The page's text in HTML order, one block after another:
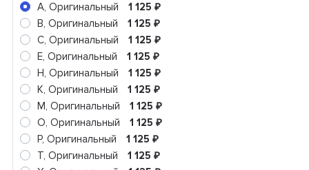
A, Оригинальный 1 125₽
B, Оригинальный 1 125₽
C, Оригинальный 1 125₽
E, Оригинальный 1 125₽
H, Оригинальный 1 125₽
K, Оригинальный 1 125₽
M, Оригинальный 1 125₽
O, Оригинальный 1 125₽
P, Оригинальный 1 125₽
T, Оригинальный 1 125₽